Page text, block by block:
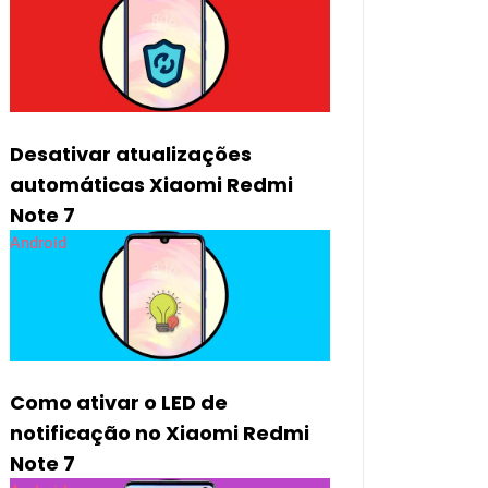
Desativar atualizações
automáticas Xiaomi Redmi
Note 7
Android
Como ativar o LED de
notificação no Xiaomi Redmi
Note 7